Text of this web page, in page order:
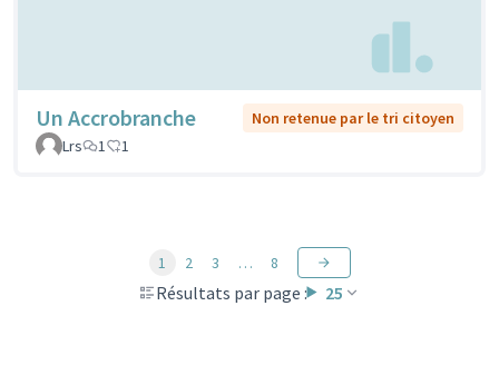
Un Accrobranche
Non retenue par le tri citoyen
Lrs
1 1
Résultats par page : 25
1 2 3 … 8